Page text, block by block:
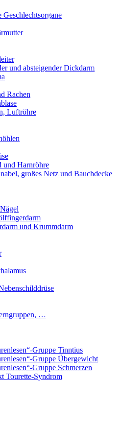
und absteigender Dickdarm
Rachen
Luftröhre
und Harnröhre
großes Netz und Bauchdecke
und Krummdarm
…
Gruppe Tinntius
Gruppe Übergewicht
Gruppe Schmerzen
Tourette-Syndrom